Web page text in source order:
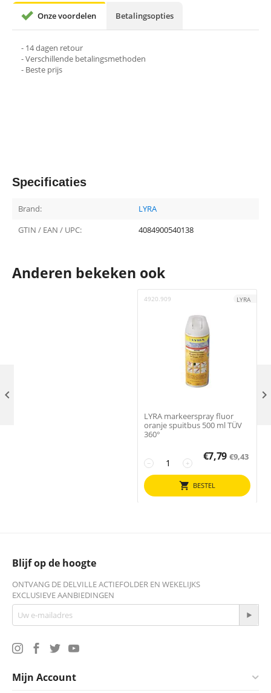
Onze voordelen Betalingsopties
- 14 dagen retour
- Verschillende betalingsmethoden
- Beste prijs
Specificaties
Brand:
LYRA
GTIN / EAN / UPC:
4084900540138
Anderen bekeken ook
4920.909 LYRA
LYRA markeerspray fluor
oranje spuitbus 500 ml TÜV
360°
+
−
€7,79 €9,43
BESTEL
 
Blijf op de hoogte
ONTVANG DE DELVILLE ACTIEFOLDER EN WEKELIJKS
EXCLUSIEVE AANBIEDINGEN
Mijn Account